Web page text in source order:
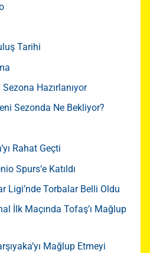
Tarihi
Hazırlanıyor
Sezonda Ne Bekliyor?
Rahat Geçti
Spurs‘e Katıldı
Ligi’nde Torbalar Belli Oldu
İlk Maçında Tofaş’ı Mağlup
Mağlup Etmeyi